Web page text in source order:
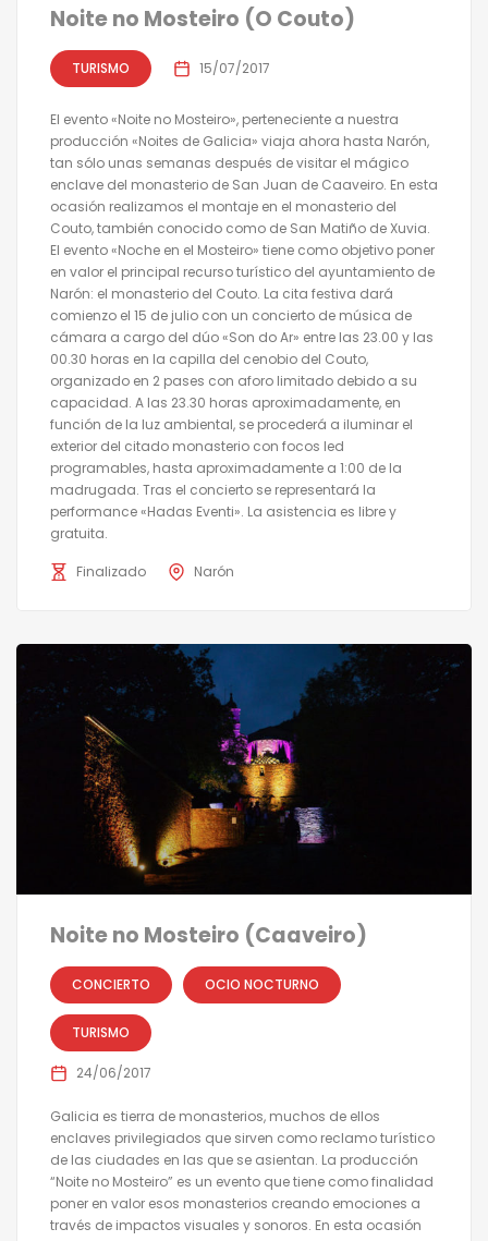
Noite no Mosteiro (O Couto)
TURISMO 15/07/2017
El evento «Noite no Mosteiro», perteneciente a nuestra
producción «Noites de Galicia» viaja ahora hasta Narón,
tan sólo unas semanas después de visitar el mágico
enclave del monasterio de San Juan de Caaveiro. En esta
ocasión realizamos el montaje en el monasterio del
Couto, también conocido como de San Matiño de Xuvia.
El evento «Noche en el Mosteiro» tiene como objetivo poner
en valor el principal recurso turístico del ayuntamiento de
Narón: el monasterio del Couto. La cita festiva dará
comienzo el 15 de julio con un concierto de música de
cámara a cargo del dúo «Son do Ar» entre las 23.00 y las
00.30 horas en la capilla del cenobio del Couto,
organizado en 2 pases con aforo limitado debido a su
capacidad. A las 23.30 horas aproximadamente, en
función de la luz ambiental, se procederá a iluminar el
exterior del citado monasterio con focos led
programables, hasta aproximadamente a 1:00 de la
madrugada. Tras el concierto se representará la
performance «Hadas Eventi». La asistencia es libre y
gratuita.
Finalizado Narón
Noite no Mosteiro (Caaveiro)
CONCIERTO OCIO NOCTURNO
TURISMO
24/06/2017
Galicia es tierra de monasterios, muchos de ellos
enclaves privilegiados que sirven como reclamo turístico
de las ciudades en las que se asientan. La producción
“Noite no Mosteiro” es un evento que tiene como finalidad
poner en valor esos monasterios creando emociones a
través de impactos visuales y sonoros. En esta ocasión